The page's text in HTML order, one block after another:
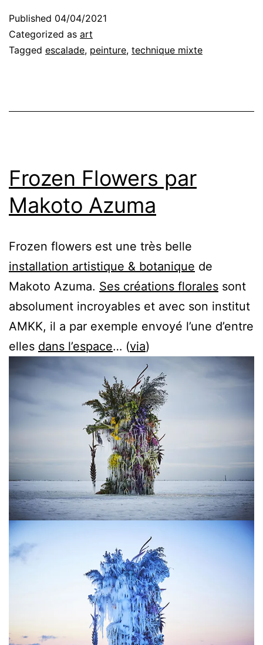
Published 04/04/2021
Categorized as art
Tagged escalade, peinture, technique mixte
Frozen Flowers par
Makoto Azuma
Frozen flowers est une très belle
installation artistique & botanique de
Makoto Azuma. Ses créations florales sont
absolument incroyables et avec son institut
AMKK, il a par exemple envoyé l’une d’entre
elles dans l’espace… (via)